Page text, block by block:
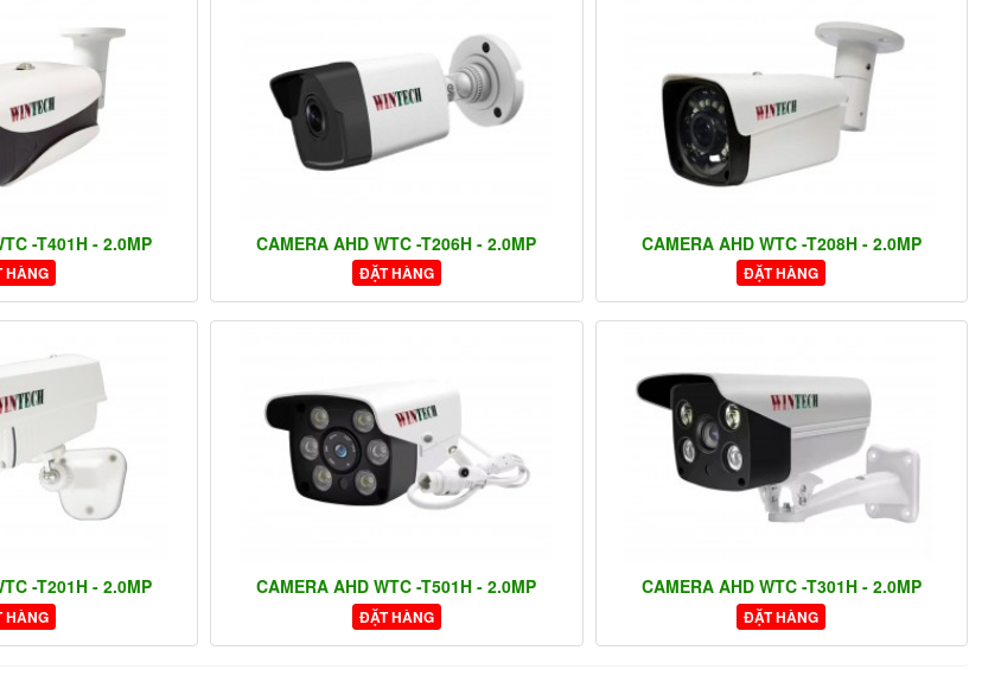
-T401H - 2.0MP
HÀNG
CAMERA AHD WTC -T206H - 2.0MP
ĐẶT HÀNG
CAMERA AHD WTC -T208H - 2.0MP
ĐẶT HÀNG
-T201H - 2.0MP
HÀNG
CAMERA AHD WTC -T501H - 2.0MP
ĐẶT HÀNG
CAMERA AHD WTC -T301H - 2.0MP
ĐẶT HÀNG